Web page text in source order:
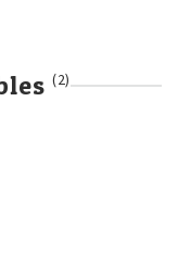
(2)